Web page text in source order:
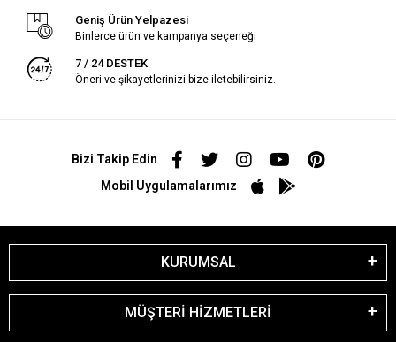
Geniş Ürün Yelpazesi
Binlerce ürün ve kampanya seçeneği
7 / 24 DESTEK
Öneri ve şikayetlerinizi bize iletebilirsiniz.
Bizi Takip Edin
Mobil Uygulamalarımız
KURUMSAL
MÜŞTERİ HİZMETLERİ